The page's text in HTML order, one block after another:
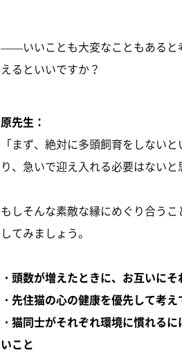
——いいことも大変なこともあると
えるといいですか？
原先生：
「まず、絶対に多頭飼育をしない
り、急いで迎え入れる必要はないと
もしそんな素敵な縁にめぐり合う
してみましょう。
・頭数が増えたときに、お互いに
・先住猫の心の健康を優先して考
・猫同士がそれぞれ環境に慣れる
いこと